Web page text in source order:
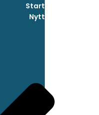
Start
Nytt